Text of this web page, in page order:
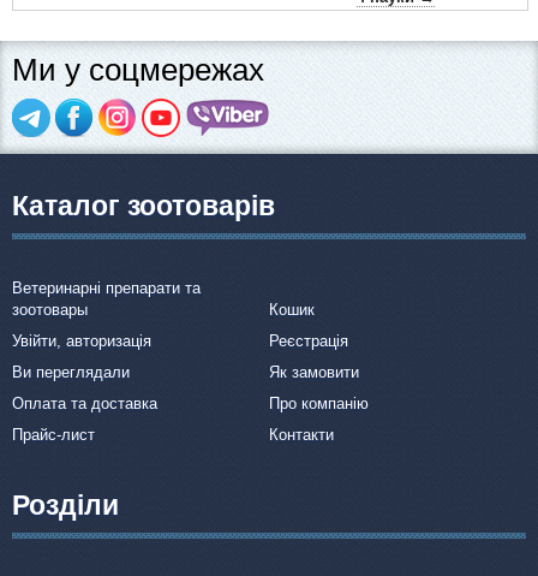
Ми у соцмережах
Каталог зоотоварів
Ветеринарні препарати та
зоотовары
Кошик
Увійти, авторизація
Реєстрація
Ви переглядали
Як замовити
Оплата та доставка
Про компанію
Прайс-лист
Контакти
Розділи